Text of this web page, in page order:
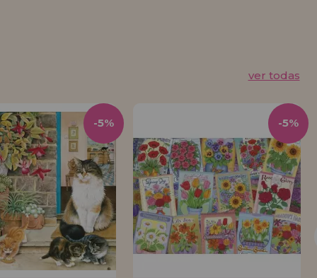
ver todas
-5% -5%